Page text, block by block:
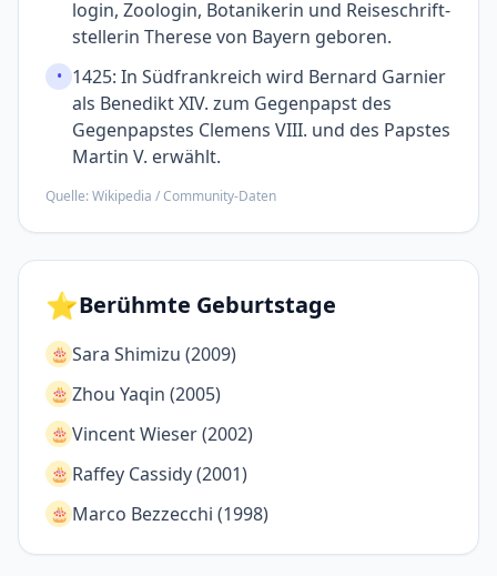
login, Zoologin, Bota­nikerin und Reise­schrift­
stellerin Therese von Bayern geboren.
• 1425: In Südfrankreich wird Bernard Garnier
als Bene­dikt XIV. zum Gegen­papst des
Gegen­papstes Cle­mens VIII. und des Papstes
Martin V. erwählt.
Quelle: Wikipedia / Community-Daten
⭐Berühmte Geburtstage
🎂 Sara Shimizu (2009)
🎂 Zhou Yaqin (2005)
🎂 Vincent Wieser (2002)
🎂 Raffey Cassidy (2001)
🎂 Marco Bezzecchi (1998)